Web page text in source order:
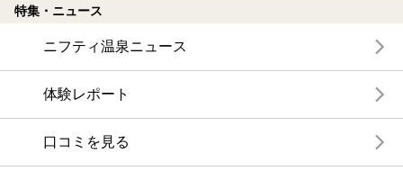
特集・ニュース
ニフティ温泉ニュース
体験レポート
口コミを見る